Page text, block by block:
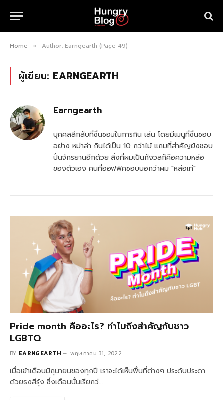
Home » Author: Earngearth (Page 49)
ผู้เขียน: EARNGEARTH
Earngearth
บุคคลลึกลับที่ชื่นชอบในการกิน เล่น โดยมีเมนูที่ชื่นชอบ
อย่าง หม่าล่า กินได้เป็น 10 กว่าไม้ แถมที่สำคัญยังชอบ
ปั่นจักรยานอีกด้วย สิ่งที่ผมเป็นกังวลก็คือความหล่อ
ของตัวเอง คนที่ออฟฟิศชอบบอกว่าผม "หล่อเท่"
Pride month คืออะไร? ทำไมถึงสำคัญกับชาว
LGBTQ
BY EARNGEARTH พฤษภาคม 31, 2022
เมื่อเข้าเดือนมิถุนายนของทุกปี เราจะได้เห็นพื้นที่ต่างๆ ประดับประดา
ด้วยธงสีรุ้ง ซึ่งเดือนนั้นเรียกว่…